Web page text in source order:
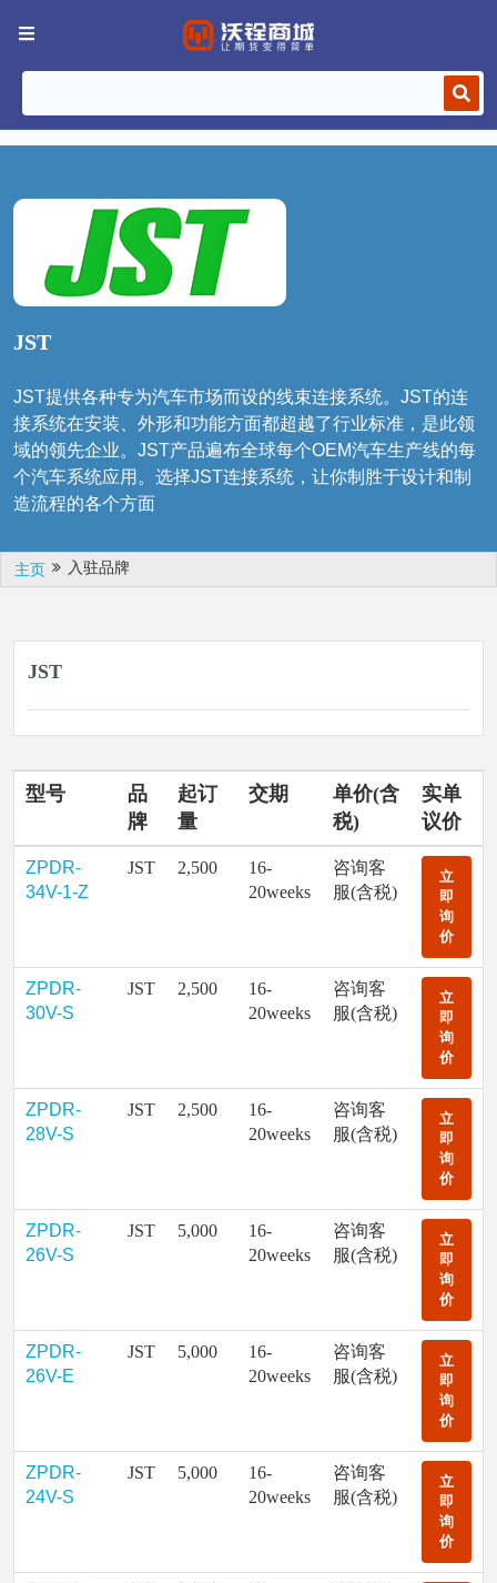
JST
JST提供各种专为汽车市场而设的线束连接系统。JST的连
接系统在安装、外形和功能方面都超越了行业标准，是此领
域的领先企业。JST产品遍布全球每个OEM汽车生产线的每
个汽车系统应用。选择JST连接系统，让你制胜于设计和制
造流程的各个方面
主页 入驻品牌
JST
型号
品
牌
起订
量
交期
单价(含
税)
实单
议价
ZPDR-
34V-1-Z
JST 2,500
16-
20weeks
咨询客
服(含税)
立
即
询
价
ZPDR-
30V-S
JST 2,500
16-
20weeks
咨询客
服(含税)
立
即
询
价
ZPDR-
28V-S
JST 2,500
16-
20weeks
咨询客
服(含税)
立
即
询
价
ZPDR-
26V-S
JST 5,000
16-
20weeks
咨询客
服(含税)
立
即
询
价
ZPDR-
26V-E
JST 5,000
16-
20weeks
咨询客
服(含税)
立
即
询
价
ZPDR-
24V-S
JST 5,000
16-
20weeks
咨询客
服(含税)
立
即
询
价